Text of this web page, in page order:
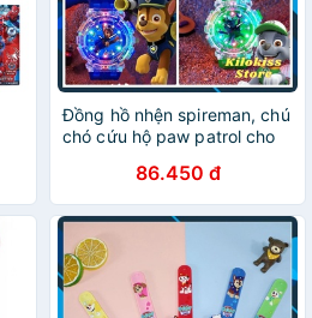
Đồng hồ nhện spireman, chú
chó cứu hộ paw patrol cho
86.450 đ